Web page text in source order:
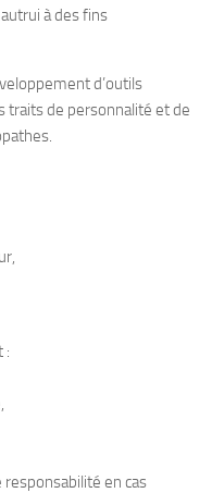
à des fins
d’outils
traits de personnalité et de
:
responsabilité en cas